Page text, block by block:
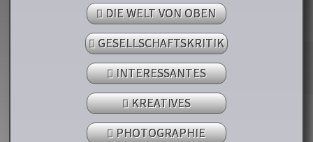
DIE WELT VON OBEN
GESELLSCHAFTSKRITIK
INTERESSANTES
KREATIVES
PHOTOGRAPHIE